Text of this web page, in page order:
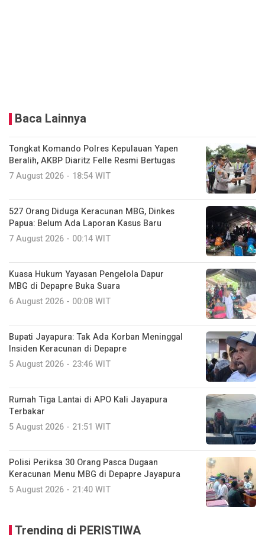
Baca Lainnya
Tongkat Komando Polres Kepulauan Yapen
Beralih, AKBP Diaritz Felle Resmi Bertugas
7 August 2026 - 18:54 WIT
527 Orang Diduga Keracunan MBG, Dinkes
Papua: Belum Ada Laporan Kasus Baru
7 August 2026 - 00:14 WIT
Kuasa Hukum Yayasan Pengelola Dapur
MBG di Depapre Buka Suara
6 August 2026 - 00:08 WIT
Bupati Jayapura: Tak Ada Korban Meninggal
Insiden Keracunan di Depapre
5 August 2026 - 23:46 WIT
Rumah Tiga Lantai di APO Kali Jayapura
Terbakar
5 August 2026 - 21:51 WIT
Polisi Periksa 30 Orang Pasca Dugaan
Keracunan Menu MBG di Depapre Jayapura
5 August 2026 - 21:40 WIT
Trending di PERISTIWA